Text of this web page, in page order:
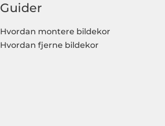
Guider
Hvordan montere bildekor
Hvordan fjerne bildekor